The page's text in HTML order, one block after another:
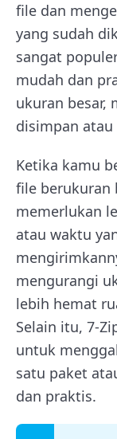
file dan
yang sudah
sangat
mudah dan
ukuran besar,
disimpan
Ketika kamu
file berukuran
memerlukan
atau waktu
mengurangi
lebih hemat
Selain itu, 7-
untuk
satu paket
dan praktis.